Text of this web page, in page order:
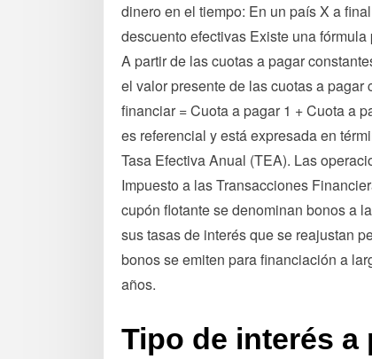
dinero en el tiempo: En un país X a
descuento efectivas Existe una
A partir de las cuotas a pagar
el valor presente de las cuotas a
financiar = Cuota a pagar 1 + Cuota a
es referencial y está expresada en
Tasa Efectiva Anual (TEA). Las
Impuesto a las Transacciones
cupón flotante se denominan bonos a
sus tasas de interés que se reajustan
bonos se emiten para financiación a
años.
Tipo de interés a